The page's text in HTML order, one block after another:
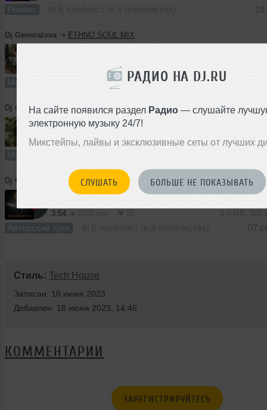
РАДИО НА DJ.RU
На сайте появился раздел Радио — слушайте
электронную музыку 24/7!
Микстейпы, лайвы и эксклюзивные сеты от лучших
СЛУШАТЬ БОЛЬШЕ НЕ ПОКАЗЫВАТЬ
Ремикс 19
Dj Generalova ➝ ETHNO SOUL MIX
Микс В плейлист (в 3 плейлистах)
Dj Generalova ➝ Mystic Night Mix01
52:28 632 раза 50 120 MB, 320
Микс
Dj Generalova Breaking Down
3:54
Авторский трек 07
Стиль: Tech House
Записан: 18 июня 2023
Добавлен: 18 июня 2023, 14:45
КОММЕНТАРИИ
ЗАРЕГИСТРИРУЙТЕСЬ